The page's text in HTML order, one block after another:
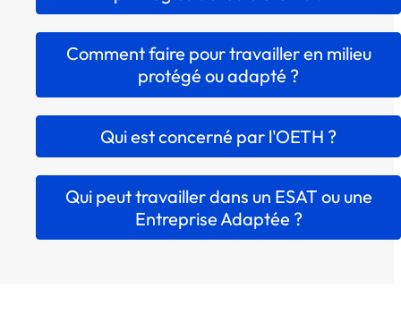
Comment faire pour travailler en milieu
protégé ou adapté ?
Qui est concerné par l'OETH ?
Qui peut travailler dans un ESAT ou une
Entreprise Adaptée ?